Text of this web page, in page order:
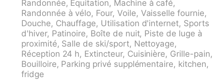
linge de toilette (suppl. en sus). Nettoyage possible
(en sus). Accès en voiture jusqu'à la maison. Place de
parking (en sus), garage en commun (en sus).
Dimension: hauteur 200 cm. Supermarché 800 m,
centre commercial 400 m, restaurant 10 m,
boulangerie 300 m, arrêt de bus "Kongresszentrum"
100 m, gare ferroviaire "Davos-Platz" 1.2 km, parc
"Kurpark" 50 m, piscine, piscine couverte 200 m, plage
Randonnée, Équitation, Machine à café,
Randonnée à vélo, Four, Voile, Vaisselle fournie,
Douche, Chauffage, Utilisation d'internet, Sports
d'hiver, Patinoire, Boîte de nuit, Piste de luge à
proximité, Salle de ski/sport, Nettoyage,
Réception 24 h, Extincteur, Cuisinière, Grille-pain,
Bouilloire, Parking privé supplémentaire, kitchen,
fridge